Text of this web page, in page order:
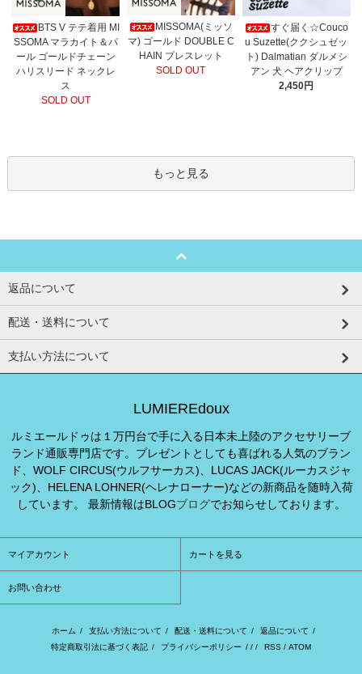
BTS V テテ着用 MI
SSOMA マラカイト＆パ
ール ゴールドチェーン
ハリスリード ネックレ
ス
SOLD OUT
MISSOMA(ミッソ
マ) ゴールド DOUBLE C
HAIN ブレスレット
SOLD OUT
すぐ届く☆Couco
u Suzette(ククシュゼッ
ト) Dalmatian ダルメシ
アン 犬 ヘアクリップ
2,450円
もっと見る
返品について
配送・送料について
支払い方法について
LUMIEREdoux
ルミエールドゥは１万円台で手に入る日本未上陸のアクセサリーブ
ランド通販専門店です。プレゼントとしても喜ばれる人気のブラン
ド、WOLF CIRCUS(ウルフサーカス)、LUCAS JACK(ルーカスジャ
ック)、HELENA LOHNER(ヘレナローナー)などの新商品を随時入荷
しています。 最新情報はBLOGブログでお知らせしております。
マイアカウント カートを見る
お問い合わせ
ホーム / 支払い方法について / 配送・送料について / 返品について /
特定商取引法に基づく表記 / プライバシーポリシー / / / RSS / ATOM